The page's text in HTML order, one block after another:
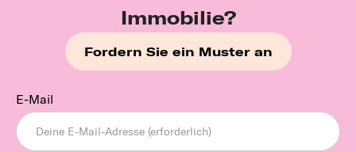
Immobilie?
Fordern Sie ein Muster an
E-Mail